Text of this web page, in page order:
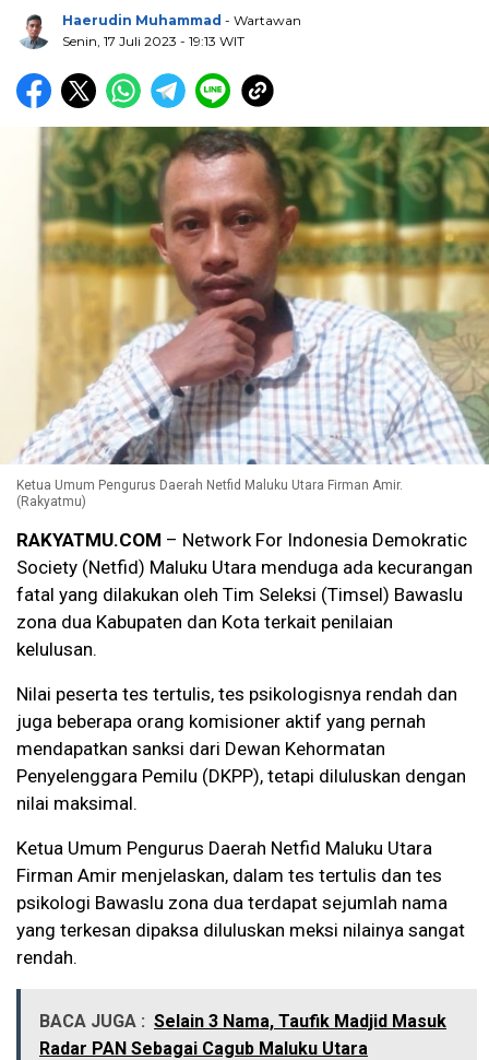
Haerudin Muhammad - Wartawan
Senin, 17 Juli 2023 - 19:13 WIT
Ketua Umum Pengurus Daerah Netfid Maluku Utara Firman Amir.
(Rakyatmu)
RAKYATMU.COM – Network For Indonesia Demokratic
Society (Netfid) Maluku Utara menduga ada kecurangan
fatal yang dilakukan oleh Tim Seleksi (Timsel) Bawaslu
zona dua Kabupaten dan Kota terkait penilaian
kelulusan.
Nilai peserta tes tertulis, tes psikologisnya rendah dan
juga beberapa orang komisioner aktif yang pernah
mendapatkan sanksi dari Dewan Kehormatan
Penyelenggara Pemilu (DKPP), tetapi diluluskan dengan
nilai maksimal.
Ketua Umum Pengurus Daerah Netfid Maluku Utara
Firman Amir menjelaskan, dalam tes tertulis dan tes
psikologi Bawaslu zona dua terdapat sejumlah nama
yang terkesan dipaksa diluluskan meksi nilainya sangat
rendah.
BACA JUGA : Selain 3 Nama, Taufik Madjid Masuk
Radar PAN Sebagai Cagub Maluku Utara